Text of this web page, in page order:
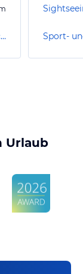
Sehenswürdigkeiten in Berlin-Friedrichshain-Kreuzberg
Urlaub